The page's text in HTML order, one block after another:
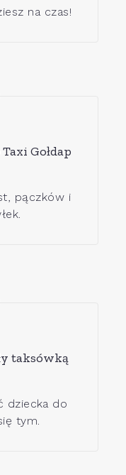
na czas!
Gołdap
pączków i
taksówką
dziecka do
tym.